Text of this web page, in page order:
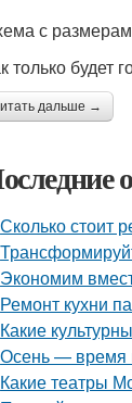
с
только будет
дальше →
Сколько стоит
Экономим
Ремонт кухни
Какие
Осень — время
Какие театры